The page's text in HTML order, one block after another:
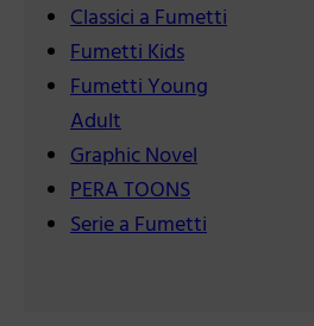
Classici a Fumetti
Fumetti Kids
Fumetti Young
Adult
Graphic Novel
PERA TOONS
Serie a Fumetti